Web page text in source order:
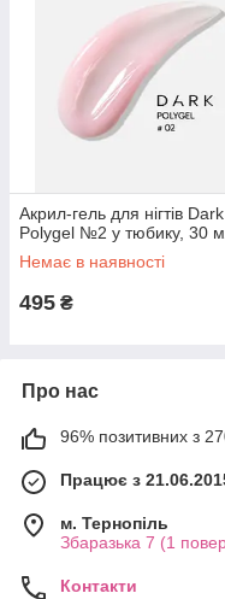
Aкрил-гель для нігтів Dark
Polygel №2 у тюбику, 30
Немає в наявності
495 ₴
Про нас
96% позитивних з
Працює з
м. Тернопіль
Збаразька 7 (1
Контакти